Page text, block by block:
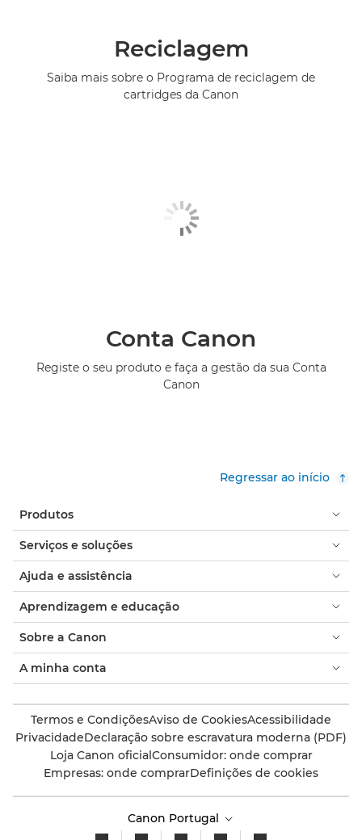
Reciclagem
Saiba mais sobre o Programa de reciclagem de
cartridges da Canon
Conta Canon
Registe o seu produto e faça a gestão da sua Conta
Canon
Regressar ao início
Produtos
Serviços e soluções
Ajuda e assistência
Aprendizagem e educação
Sobre a Canon
A minha conta
Termos e CondiçõesAviso de CookiesAcessibilidade
PrivacidadeDeclaração sobre escravatura moderna (PDF)
Loja Canon oficialConsumidor: onde comprar
Empresas: onde comprarDefinições de cookies
Canon Portugal